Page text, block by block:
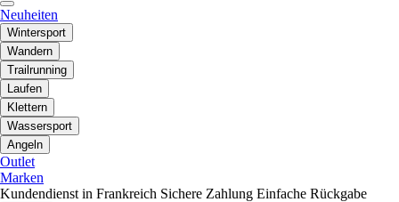
Neuheiten
Wintersport
Wandern
Trailrunning
Laufen
Klettern
Wassersport
Angeln
Outlet
Marken
Kundendienst in Frankreich Sichere Zahlung Einfache Rückgabe